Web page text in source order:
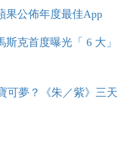
果公佈年度最佳App
克首度曝光「 6 大」
可夢？《朱／紫》三天